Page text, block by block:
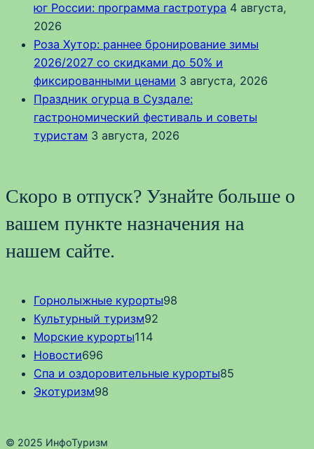
юг России: программа гастротура 4 августа,
2026
Роза Хутор: раннее бронирование зимы
2026/2027 со скидками до 50% и
фиксированными ценами 3 августа, 2026
Праздник огурца в Суздале:
гастрономический фестиваль и советы
туристам 3 августа, 2026
Скоро в отпуск? Узнайте больше о
вашем пункте назначения на
нашем сайте.
Горнолыжные курорты98
Культурный туризм92
Морские курорты114
Новости696
Спа и оздоровительные курорты85
Экотуризм98
© 2025 ИнфоТуризм